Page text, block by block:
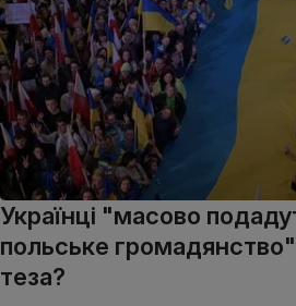
Українці "масово
польське
теза?